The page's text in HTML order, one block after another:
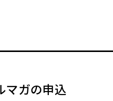
マガの申込